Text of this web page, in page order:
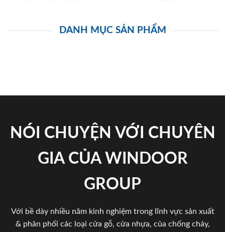
DANH MỤC SẢN PHẨM
NÓI CHUYỆN VỚI CHUYÊN
GIA CỦA WINDOOR
GROUP
Với bề dày nhiều năm kinh nghiệm trong lĩnh vực sản xuất
& phân phối các loại cửa gỗ, cửa nhựa, của chống cháy,